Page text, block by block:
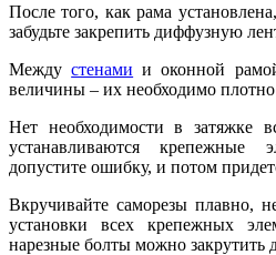
После того, как рама
забудьте закрепить диффузную
Междустенами и оконной
величины – их необходимо
Нет необходимости в затяжке
устанавливаются
допустите ошибку, и потом
Вкручивайте саморезы плавно,
установки всех крепежных
нарезные болты можно закрутить